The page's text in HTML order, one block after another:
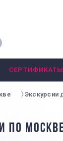
СЕРТИФИКАТЫ
Экскурсии
ПО